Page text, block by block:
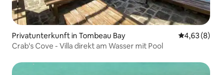
Privatunterkunft in Tombeau Bay
4,63 (8)
Crab's Cove - Villa direkt am Wasser mit Pool